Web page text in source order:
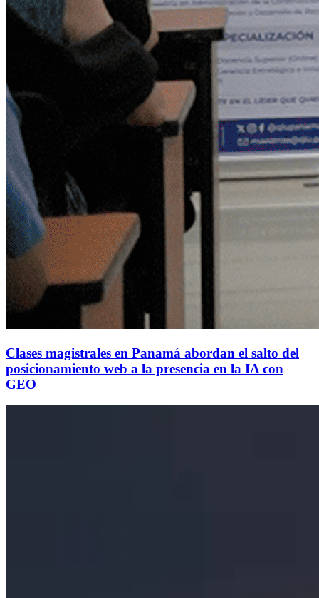
Clases magistrales en Panamá abordan el salto del
posicionamiento web a la presencia en la IA con
GEO